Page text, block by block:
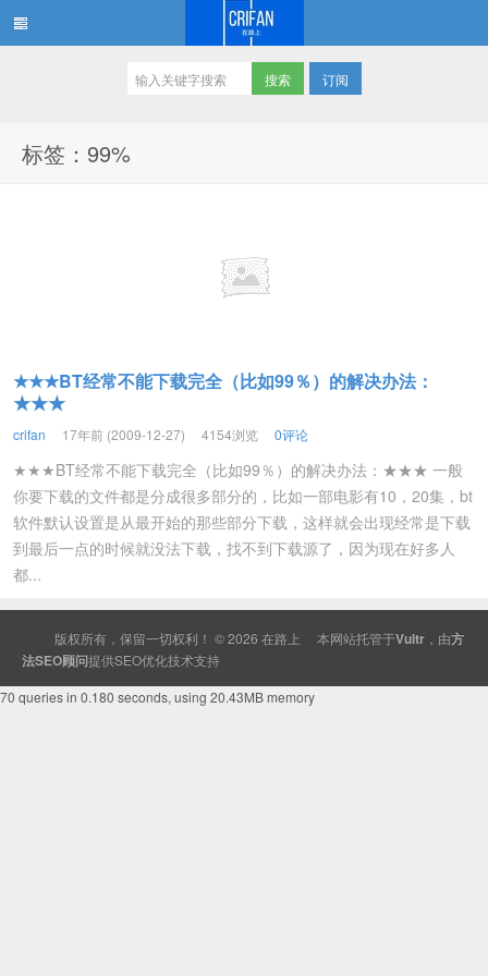
订阅
标签：99%
★★★BT经常不能下载完全（比如99％）的解决办法：
★★★
crifan 17年前 (2009-12-27) 4154浏览 0评论
★★★BT经常不能下载完全（比如99％）的解决办法：★★★ 一般
你要下载的文件都是分成很多部分的，比如一部电影有10，20集，bt
软件默认设置是从最开始的那些部分下载，这样就会出现经常是下载
到最后一点的时候就没法下载，找不到下载源了，因为现在好多人
都...
版权所有，保留一切权利！ © 2026 在路上 本网站托管于Vultr ，由方
法SEO顾问提供SEO优化技术支持
70 queries in 0.180 seconds, using 20.43MB memory